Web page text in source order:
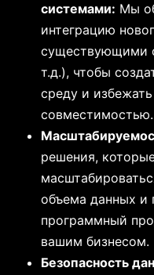
системами: Мы
интеграцию
существующими
т.д.), чтобы
среду и
совместимостью.
решения,
объема данных и
программный
вашим бизнесом.
Безопасность